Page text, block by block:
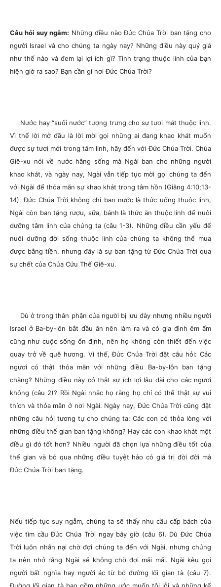
Câu hỏi suy ngẫm: Những điều nào Đức Chúa Trời ban tặng cho
người Israel và cho chúng ta ngày nay? Những điều này quý giá
như thế nào và đem lại lợi ích gì? Tình trạng thuộc linh của bạn
hiện giờ ra sao? Bạn cần gì nơi Đức Chúa Trời?
Nước hay “suối nước” tượng trưng cho sự tươi mát thuộc linh.
Vì thế lời mở đầu là lời mời gọi những ai đang khao khát muốn
được sự tươi mới trong tâm linh, hãy đến với Đức Chúa Trời. Chúa
Giê-xu nói về nước hằng sống mà Ngài ban cho những người
khao khát, và ngày nay, Ngài vẫn tiếp tục mời gọi chúng ta đến
với Ngài để thỏa mãn sự khao khát trong tâm hồn (Giăng 4:10;13-
14). Đức Chúa Trời không chỉ ban nước là thức uống thuộc linh,
Ngài còn ban tặng rượu, sữa, bánh là thức ăn thuộc linh để nuôi
dưỡng tâm linh của chúng ta (câu 1-3). Những điều cần yếu để
nuôi dưỡng đời sống thuộc linh của chúng ta không thể mua
được bằng tiền, nhưng đây là sự ban tặng từ Đức Chúa Trời qua
sự chết của Chúa Cứu Thế Giê-xu.
Dù ở trong thân phận của người bị lưu đày nhưng nhiều người
Israel ở Ba-by-lôn bắt đầu ăn nên làm ra và có gia đình êm ấm
cũng như cuộc sống ổn định, nên họ không còn thiết đến việc
quay trở về quê hương. Vì thế, Đức Chúa Trời đặt câu hỏi: Các
ngươi có thật thỏa mãn với những điều Ba-by-lôn ban tặng
chăng? Những điều này có thật sự ích lợi lâu dài cho các ngươi
không (câu 2)? Rồi Ngài nhắc họ rằng họ chỉ có thể thật sự vui
thích và thỏa mãn ở nơi Ngài. Ngày nay, Đức Chúa Trời cũng đặt
những câu hỏi tương tự cho chúng ta: Các con có thỏa lòng với
những điều thế gian ban tặng không? Hay các con khao khát một
điều gì đó tốt hơn? Nhiều người đã chọn lựa những điều tốt của
thế gian và bỏ qua những điều tuyệt hảo có giá trị đời đời mà
Đức Chúa Trời ban tặng.
Nếu tiếp tục suy ngẫm, chúng ta sẽ thấy nhu cầu cấp bách của
việc tìm cầu Đức Chúa Trời ngay bây giờ (câu 6). Dù Đức Chúa
Trời luôn nhẫn nại chờ đợi chúng ta đến với Ngài, nhưng chúng
ta nên nhớ rằng Ngài sẽ không chờ đợi mãi mãi. Ngài kêu gọi
người bất nghĩa hay người ác từ bỏ đường lối gian tà (câu 7).